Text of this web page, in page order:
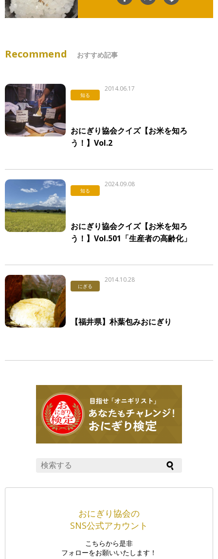
Recommend おすすめ記事
知る
2014.06.17
おにぎり協会クイズ【お米を知ろ
う！】Vol.2
知る
2024.09.08
おにぎり協会クイズ【お米を知ろ
う！】Vol.501「生産者の高齢化」
にぎる
2014.10.28
【福井県】朴葉包みおにぎり
おにぎり協会の
SNS公式アカウント
こちらから是非
フォローをお願いいたします！